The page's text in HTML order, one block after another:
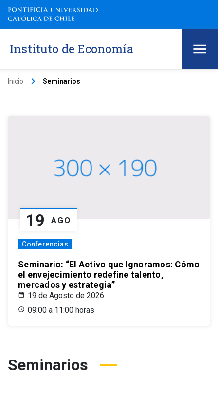
Instituto de Economía
Inicio keyboard_arrow_right Seminarios
19 AGO
Conferencias
Seminario: “El Activo que Ignoramos: Cómo
el envejecimiento redefine talento,
mercados y estrategia”
19 de Agosto de 2026
09:00 a 11:00 horas
Seminarios